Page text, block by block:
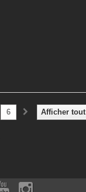
Afficher tout
6